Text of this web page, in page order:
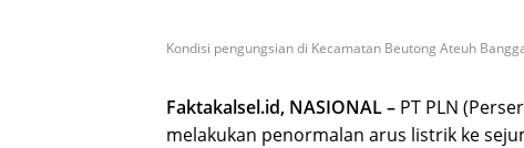
Kondisi pengungsian di Kecamatan Beutong Ateuh
Faktakalsel.id, NASIONAL – PT PLN
melakukan penormalan arus listrik ke